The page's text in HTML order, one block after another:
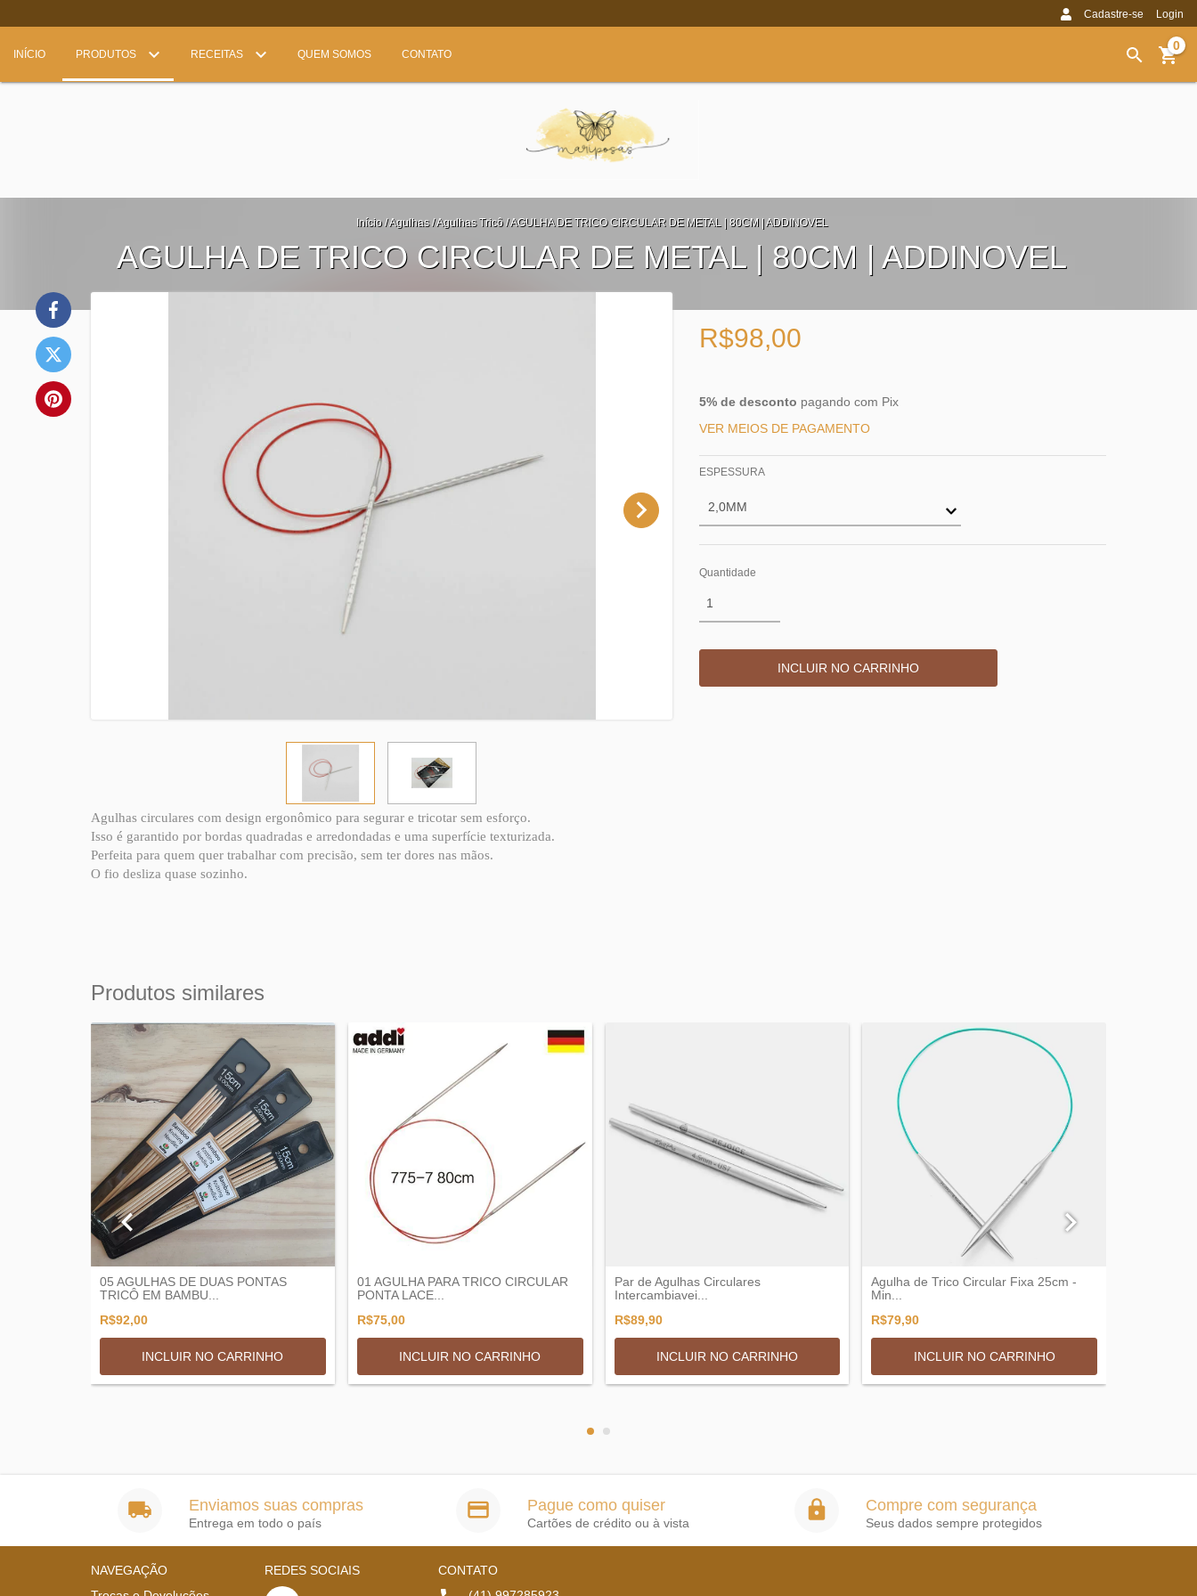
Cadastre-se Login
INÍCIO PRODUTOS RECEITAS QUEM SOMOS CONTATO
0
Início /Agulhas /Agulhas Tricô /AGULHA DE TRICO CIRCULAR DE METAL | 80CM | ADDINOVEL
AGULHA DE TRICO CIRCULAR DE METAL | 80CM | ADDINOVEL
R$98,00
5% de desconto pagando com Pix
VER MEIOS DE PAGAMENTO
ESPESSURA
Quantidade
Agulhas circulares com design ergonômico para segurar e tricotar sem esforço.
Isso é garantido por bordas quadradas e arredondadas e uma superfície texturizada.
Perfeita para quem quer trabalhar com precisão, sem ter dores nas mãos.
O fio desliza quase sozinho.
Produtos similares
05 AGULHAS DE DUAS PONTAS
TRICÔ EM BAMBU...
R$92,00
INCLUIR NO CARRINHO
01 AGULHA PARA TRICO CIRCULAR
PONTA LACE...
R$75,00
INCLUIR NO CARRINHO
Par de Agulhas Circulares
Intercambiavei...
R$89,90
INCLUIR NO CARRINHO
Agulha de Trico Circular Fixa 25cm -
Min...
R$79,90
INCLUIR NO CARRINHO
Enviamos suas compras
Entrega em todo o país
Pague como quiser
Cartões de crédito ou à vista
Compre com segurança
Seus dados sempre protegidos
NAVEGAÇÃO
REDES SOCIAIS
CONTATO